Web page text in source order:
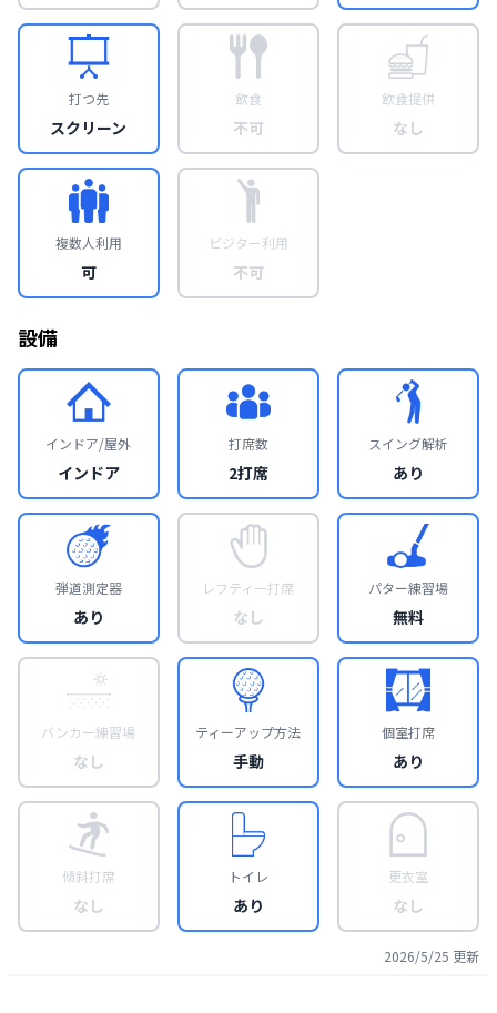
打つ先
スクリーン
飲食
不可
飲食提供
なし
複数人利用
可
ビジター利用
不可
設備
インドア/屋外
インドア
打席数
2打席
スイング解析
あり
弾道測定器
あり
レフティー打席
なし
パター練習場
無料
バンカー練習場
なし
ティーアップ方法
手動
個室打席
あり
傾斜打席
なし
トイレ
あり
更衣室
なし
2026/5/25 更新